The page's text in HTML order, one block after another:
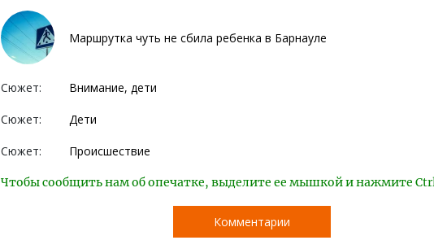
Маршрутка чуть не сбила ребенка в Барнауле
Сюжет: Внимание, дети
Сюжет: Дети
Сюжет: Происшествие
Чтобы сообщить нам об опечатке, выделите ее мышкой и нажмите
Комментарии